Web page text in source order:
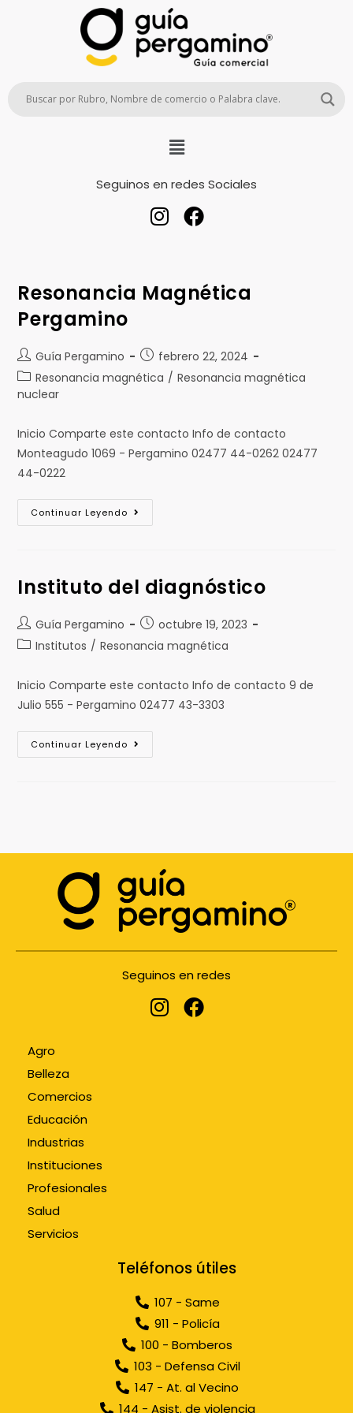
Seguinos en redes Sociales
Resonancia Magnética
Pergamino
Guía Pergamino
febrero 22, 2024
Resonancia magnética / Resonancia magnética
nuclear
Inicio Comparte este contacto Info de contacto
Monteagudo 1069 - Pergamino 02477 44-0262 02477
44-0222
Continuar Leyendo
Instituto del diagnóstico
Guía Pergamino
octubre 19, 2023
Institutos / Resonancia magnética
Inicio Comparte este contacto Info de contacto 9 de
Julio 555 - Pergamino 02477 43-3303
Continuar Leyendo
Seguinos en redes
Agro
Belleza
Comercios
Educación
Industrias
Instituciones
Profesionales
Salud
Servicios
Teléfonos útiles
107 - Same
911 - Policía
100 - Bomberos
103 - Defensa Civil
147 - At. al Vecino
144 - Asist. de violencia